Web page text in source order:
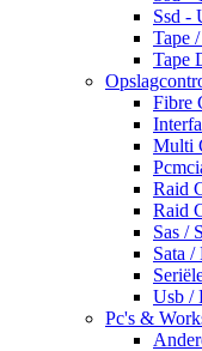
Ssd -
Tape
Tape
Fibre
Multi
Raid
Raid
Sas /
Sata /
Usb /
Pc's &